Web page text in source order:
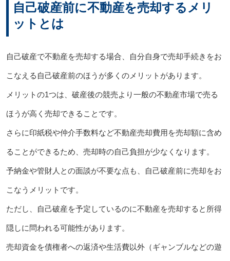
自己破産前に不動産を売却するメリ
ットとは
自己破産で不動産を売却する場合、自分自身で売却手続きをお
こなえる自己破産前のほうが多くのメリットがあります。
メリットの1つは、破産後の競売より一般の不動産市場で売る
ほうが高く売却できることです。
さらに印紙税や仲介手数料など不動産売却費用を売却額に含め
ることができるため、売却時の自己負担が少なくなります。
予納金や管財人との面談が不要な点も、自己破産前に売却をお
こなうメリットです。
ただし、自己破産を予定しているのに不動産を売却すると所得
隠しに問われる可能性があります。
売却資金を債権者への返済や生活費以外（ギャンブルなどの遊